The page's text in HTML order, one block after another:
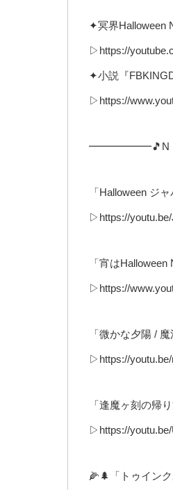
✦冥界Halloween
▷https://
✦小説『
▷https://
「Halloween ジ
▷https://
「宵はHalloween
▷https://
「微かな夕陽 /
▷https://
「逢魔ヶ刻の帰
▷https://
🌽🌲「トゥイン